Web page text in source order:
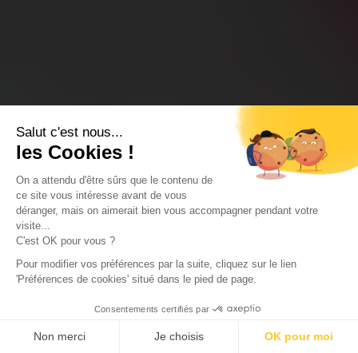
Salut c'est nous...
les Cookies !
On a attendu d'être sûrs que le contenu de
ce site vous intéresse avant de vous
déranger, mais on aimerait bien vous accompagner pendant votre
visite...
C'est OK pour vous ?
Pour modifier vos préférences par la suite, cliquez sur le lien
'Préférences de cookies' situé dans le pied de page.
Consentements certifiés par
Non merci Je choisis OK pour moi